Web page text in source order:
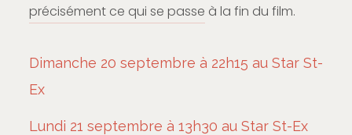
précisément ce qui se passe à la fin du film.
Dimanche 20 septembre à 22h15 au Star St-
Ex
Lundi 21 septembre à 13h30 au Star St-Ex